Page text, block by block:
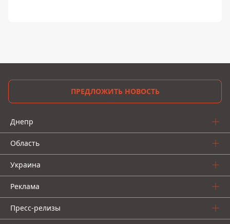
ПРЕДЛОЖИТЬ НОВОСТЬ
Днепр
Область
Украина
Реклама
Пресс-релизы